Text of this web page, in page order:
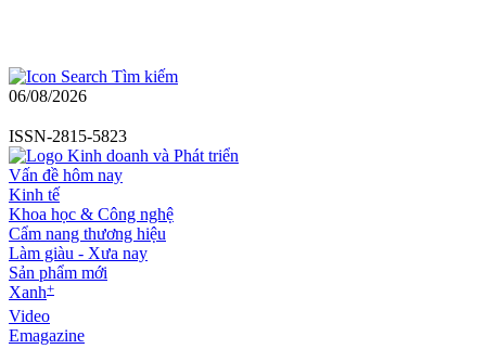
Tìm kiếm
06/08/2026
ISSN-2815-5823
Vấn đề hôm nay
Kinh tế
Khoa học & Công nghệ
Cẩm nang thương hiệu
Làm giàu - Xưa nay
Sản phẩm mới
Xanh+
Video
Emagazine